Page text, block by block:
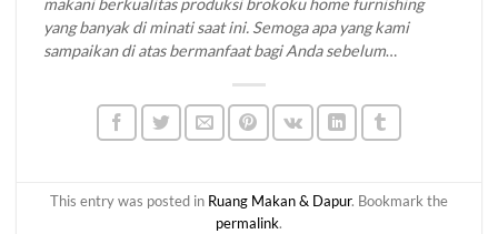
makani berkualitas produksi brokoku home furnishing
yang banyak di minati saat ini. Semoga apa yang kami
sampaikan di atas bermanfaat bagi Anda sebelum
kami silahkan menujuproduk katalog
di website
brokoku.com , silakan klik tombol WA untuk info lebih
This entry was posted in Ruang Makan & Dapur. Bookmark the
permalink.